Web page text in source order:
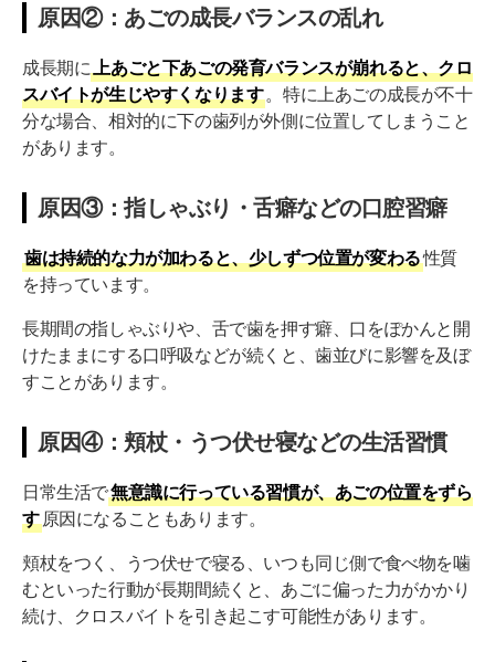
原因②：あごの成長バランスの乱れ
成長期に
上あごと下あごの発育バランスが崩れると、クロ
スバイトが生じやすくなります 。特に上あごの成長が不十
分な場合、相対的に下の歯列が外側に位置してしまうこと
があります。
原因③：指しゃぶり・舌癖などの口腔習癖
歯は持続的な力が加わると、少しずつ位置が変わる性質
を持っています。
長期間の指しゃぶりや、舌で歯を押す癖、口をぽかんと開
けたままにする口呼吸などが続くと、歯並びに影響を及ぼ
すことがあります。
原因④：頬杖・うつ伏せ寝などの生活習慣
日常生活で無意識に行っている習慣が、あごの位置をずら
す 原因になることもあります。
頬杖をつく、うつ伏せで寝る、いつも同じ側で食べ物を噛
むといった行動が長期間続くと、あごに偏った力がかかり
続け、クロスバイトを引き起こす可能性があります。